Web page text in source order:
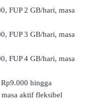
FUP 2 GB/hari, masa
FUP 3 GB/hari, masa
FUP 4 GB/hari, masa
hingga
aktif fleksibel